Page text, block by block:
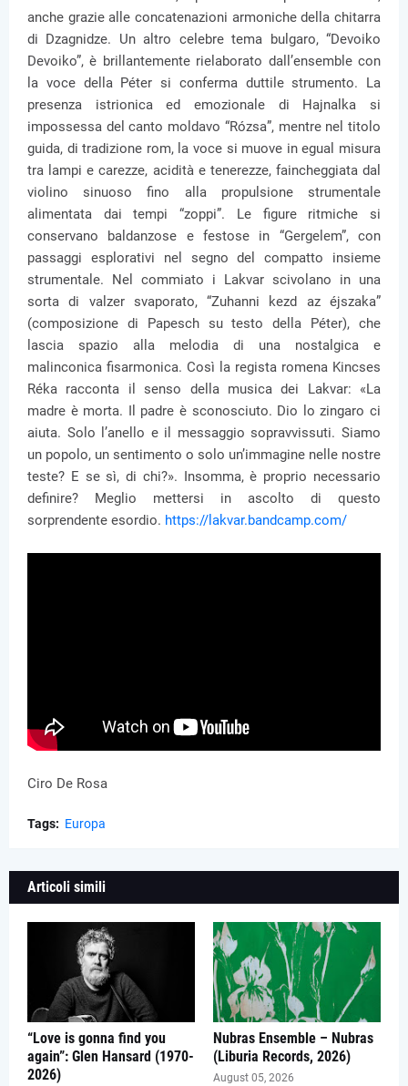
anche grazie alle concatenazioni armoniche della chitarra
di Dzagnidze. Un altro celebre tema bulgaro, “Devoiko
Devoiko”, è brillantemente rielaborato dall’ensemble con
la voce della Péter si conferma duttile strumento. La
presenza istrionica ed emozionale di Hajnalka si
impossessa del canto moldavo “Rózsa”, mentre nel titolo
guida, di tradizione rom, la voce si muove in egual misura
tra lampi e carezze, acidità e tenerezze, faincheggiata dal
violino sinuoso fino alla propulsione strumentale
alimentata dai tempi “zoppi”. Le figure ritmiche si
conservano baldanzose e festose in “Gergelem”, con
passaggi esplorativi nel segno del compatto insieme
strumentale. Nel commiato i Lakvar scivolano in una
sorta di valzer svaporato, “Zuhanni kezd az éjszaka”
(composizione di Papesch su testo della Péter), che
lascia spazio alla melodia di una nostalgica e
malinconica fisarmonica. Così la regista romena Kincses
Réka racconta il senso della musica dei Lakvar: «La
madre è morta. Il padre è sconosciuto. Dio lo zingaro ci
aiuta. Solo l’anello e il messaggio sopravvissuti. Siamo
un popolo, un sentimento o solo un’immagine nelle nostre
teste? E se sì, di chi?». Insomma, è proprio necessario
definire? Meglio mettersi in ascolto di questo
sorprendente esordio. https://lakvar.bandcamp.com/
Ciro De Rosa
Tags: Europa
Articoli simili
“Love is gonna find you
again”: Glen Hansard (1970-
2026)
Nubras Ensemble – Nubras
(Liburia Records, 2026)
August 05, 2026